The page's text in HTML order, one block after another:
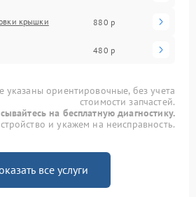
крышки 880 р
480 р
указаны ориентировочные, без учета
стоимости запчастей.
на бесплатную диагностику.
и укажем на неисправность.
все услуги